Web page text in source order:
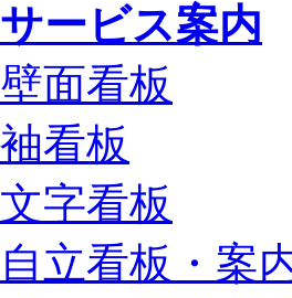
サービス案内
壁面看板
袖看板
文字看板
自立看板・案